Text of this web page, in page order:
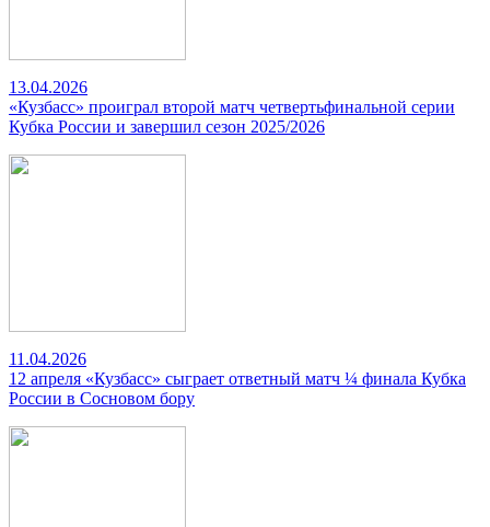
13.04.2026
«Кузбасс» проиграл второй матч четвертьфинальной серии
Кубка России и завершил сезон 2025/2026
11.04.2026
12 апреля «Кузбасс» сыграет ответный матч ¼ финала Кубка
России в Сосновом бору